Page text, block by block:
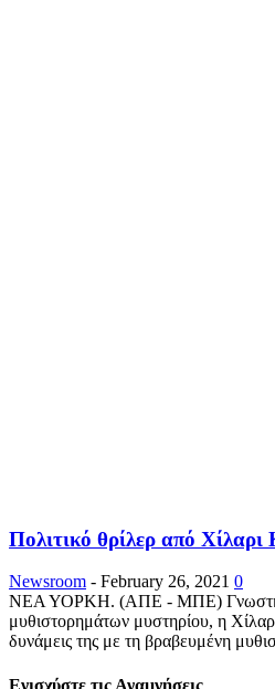
Πολιτικό θρίλερ από Χίλαρι
Newsroom - February 26, 2021 0
ΝΕΑ ΥΟΡΚΗ. (ΑΠΕ - ΜΠΕ) Γνωστή
μυθιστορημάτων μυστηρίου, η
δυνάμεις της με τη βραβευμένη
Ενισχύστε τις Αναμνήσεις